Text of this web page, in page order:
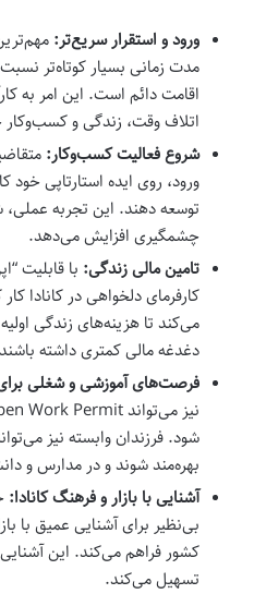
ورود و استقرار سریع‌تر:
مدت زمانی بسیار کوتاه‌تر
اقامت دائم است. این امر به
اتلاف وقت، زندگی و کسب‌وکار
شروع فعالیت کسب‌وکار:
ورود، روی ایده استارتاپی خود
توسعه دهند. این تجربه
چشمگیری افزایش می‌دهد.
تامین مالی زندگی: با قابلیت
کارفرمای دلخواهی در کانادا
می‌کند تا هزینه‌های زندگی
دغدغه مالی کمتری داشته
فرصت‌های آموزشی و شغلی برای
شود. فرزندان وابسته نیز
بهره‌مند شوند و در مدارس و
آشنایی با بازار و فرهنگ کانادا:
بی‌نظیر برای آشنایی عمیق با
تسهیل می‌کند.